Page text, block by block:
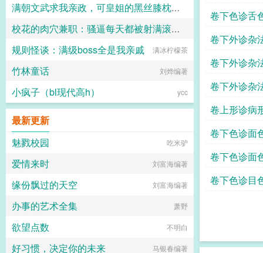
卷下色诊舌
卷下外诊杂
卷下外诊杂
卷下外诊杂
卷上形诊病
卷下色诊面
卷下色诊面
卷下色诊目
满朝文武求我亲政，可皇姐的黑丝膝枕和肥逼太舒服了
十六岁的阿宾
校花的肉穴兼职：骚逼每天都被射满滚烫浓精
lkudgbk
规则怪谈：满级boss全是我亲戚 满冰柠檬茶
竹林童话 刘烨编著
小疯子（bl现代高h） ycc
最新更新
魅戮校园
吃米驴
爱情来时 刘富海编著
缘份飘过的天空 刘富海编著
办事的艺术全集 萧野
欲望点数 不明白
好习惯，决定你的未来 马银春编著